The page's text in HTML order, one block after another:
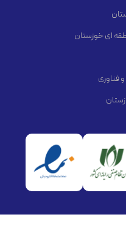
ای خوزستان
فناوری